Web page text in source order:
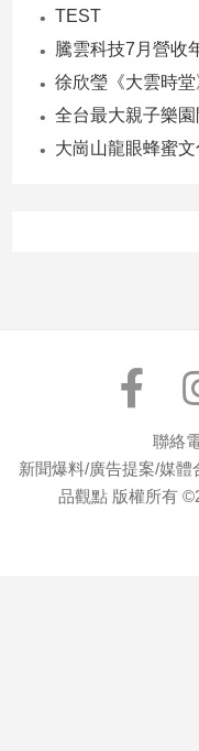
TEST
聯絡
新聞爆料/廣告提案/媒體
品觀點 版權所有